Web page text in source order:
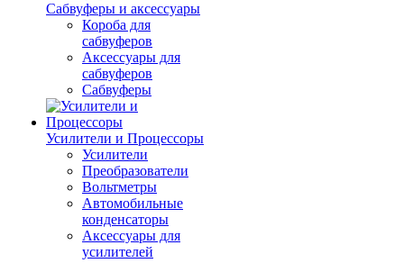
Сабвуферы и аксессуары
Короба для
сабвуферов
Аксессуары для
сабвуферов
Сабвуферы
Усилители и Процессоры
Усилители
Преобразователи
Вольтметры
Автомобильные
конденсаторы
Аксессуары для
усилителей